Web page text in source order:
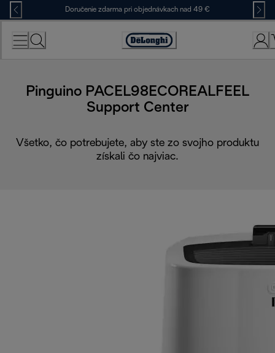
Skip
to
Content
Doručenie zdarma pri objednávkach nad 49 €
Accessibility
Pinguino PACEL98ECOREALFEEL
Support Center
Všetko, čo potrebujete, aby ste zo svojho produktu
získali čo najviac.